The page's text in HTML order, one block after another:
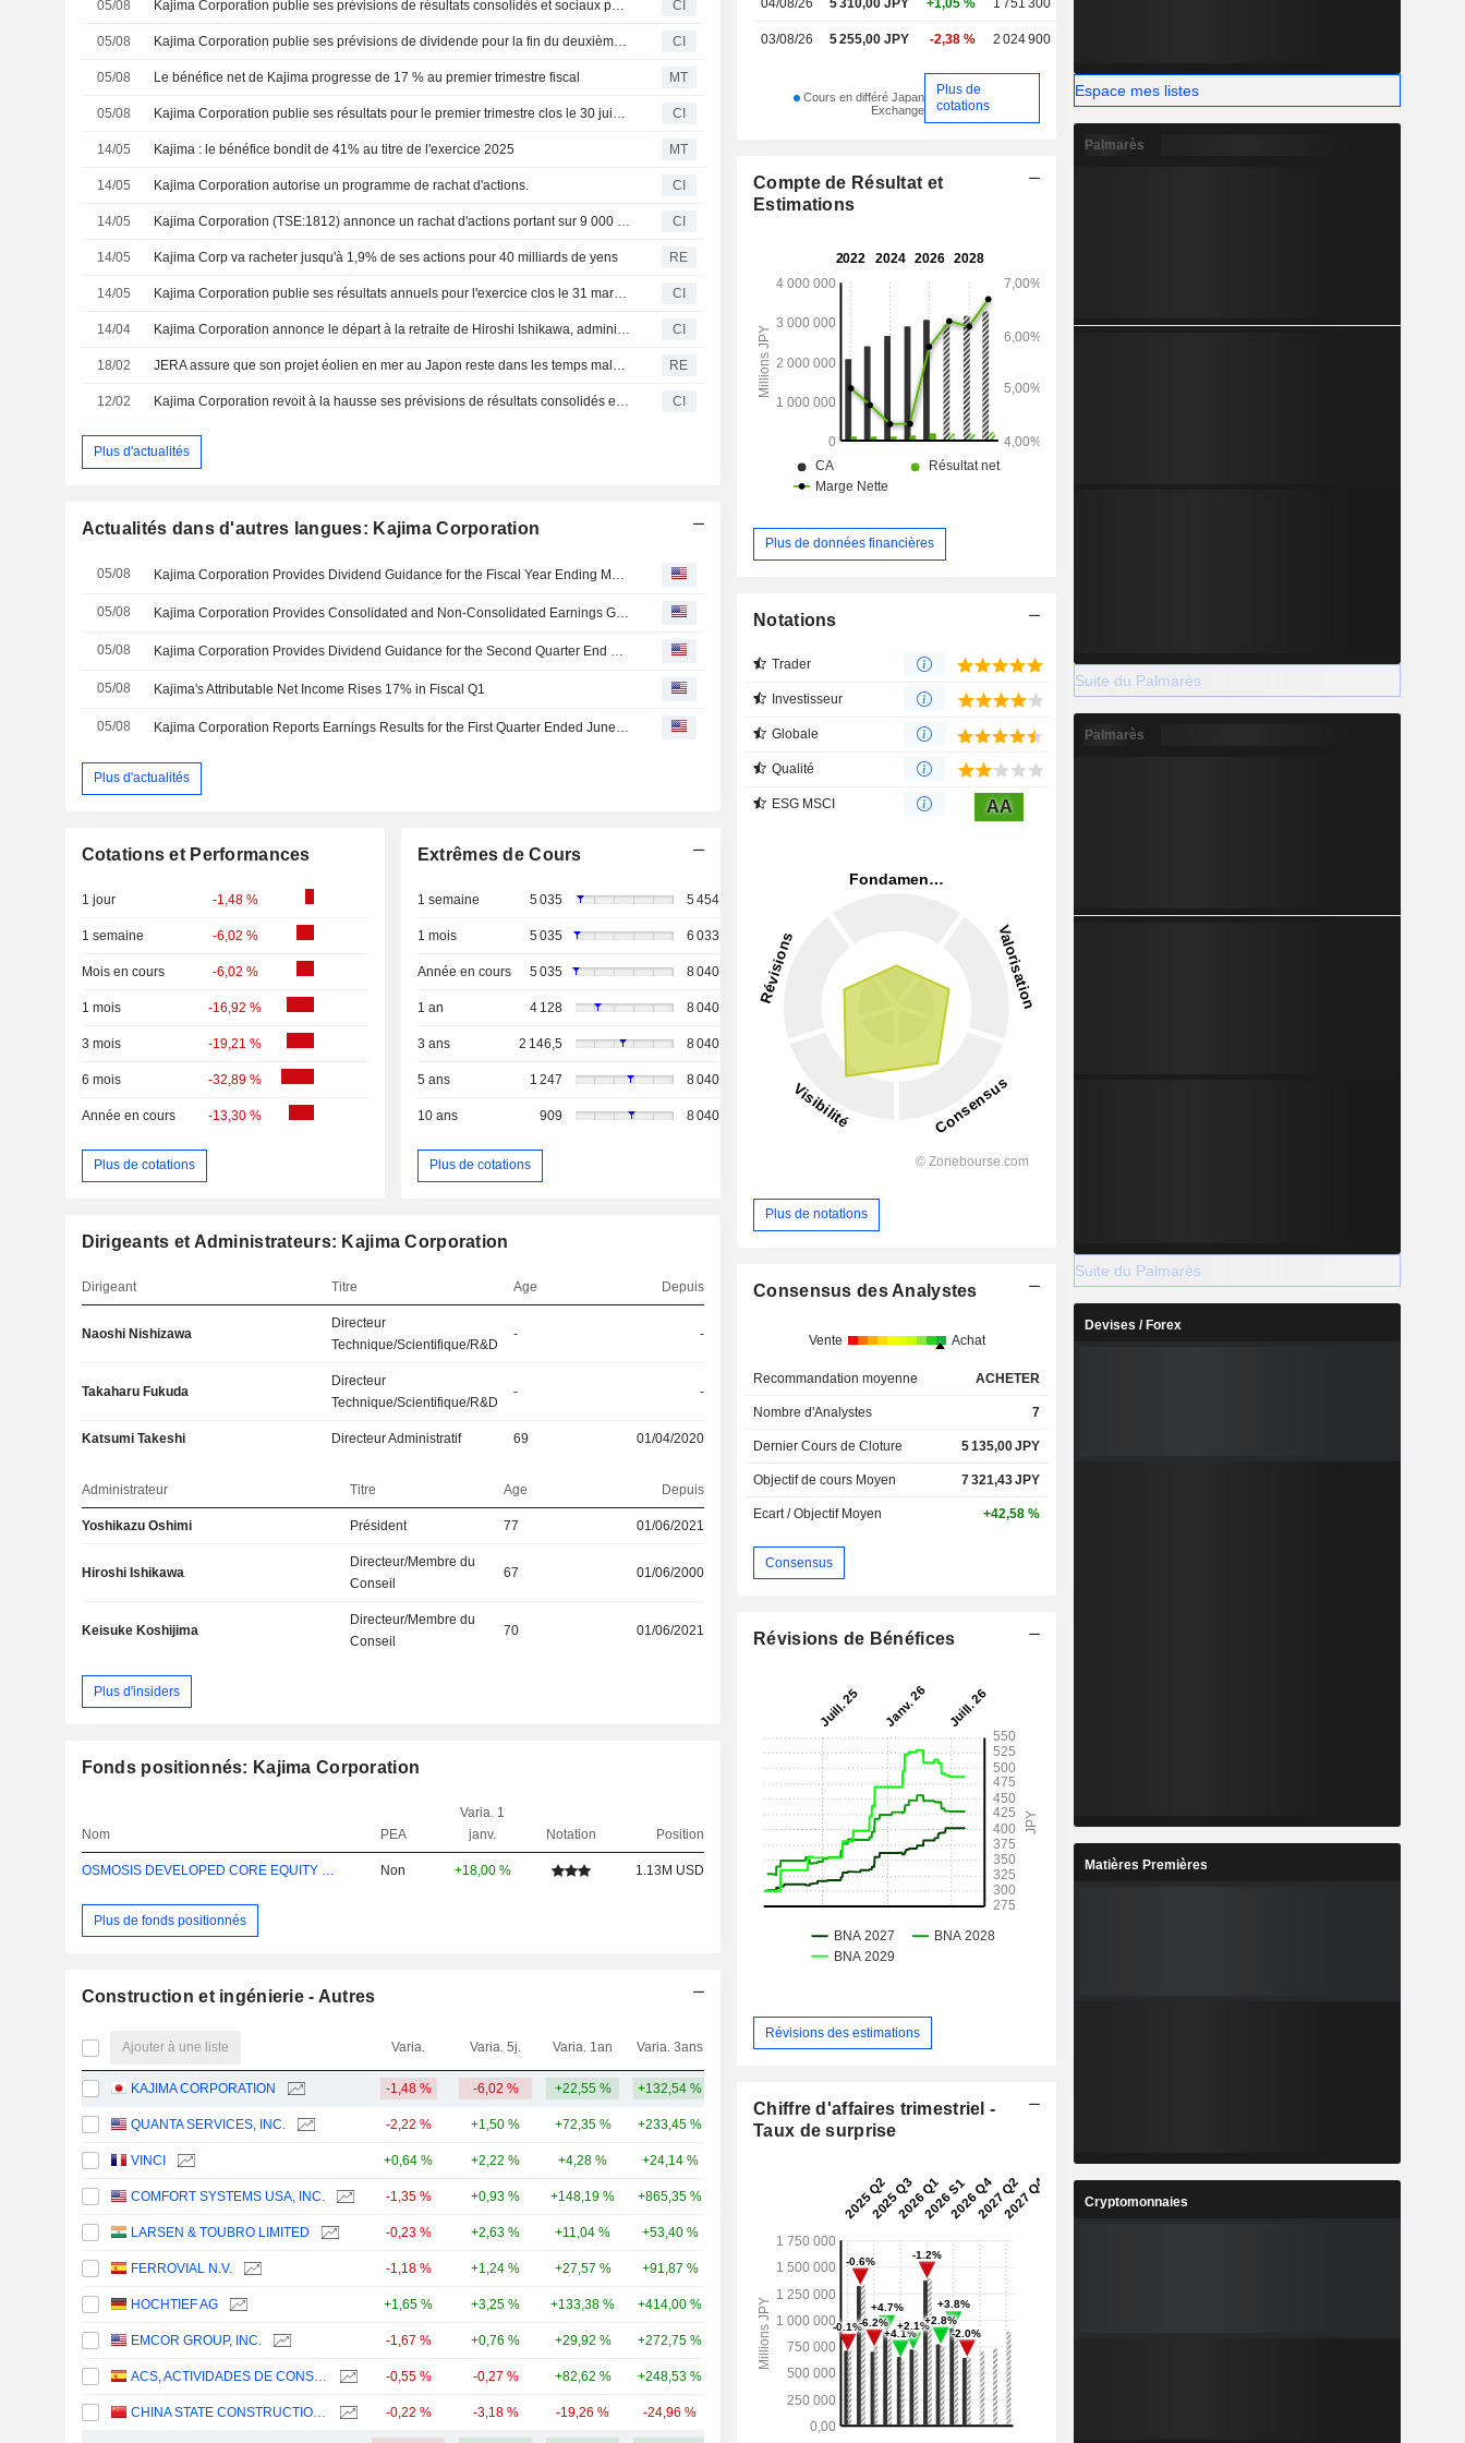
05/08 Kajima Corporation publie ses prévisions de résultats consolidés et sociaux pour l'exercice clos le 31 mars 2027 CI
05/08 Kajima Corporation publie ses prévisions de dividende pour la fin du deuxième trimestre de l'exercice clos le 31 mars 2027 CI
05/08 Le bénéfice net de Kajima progresse de 17 % au premier trimestre fiscal MT
05/08 Kajima Corporation publie ses résultats pour le premier trimestre clos le 30 juin 2026 CI
14/05 Kajima : le bénéfice bondit de 41% au titre de l'exercice 2025 MT
14/05 Kajima Corporation autorise un programme de rachat d'actions. CI
14/05 Kajima Corporation (TSE:1812) annonce un rachat d'actions portant sur 9 000 000 de titres, soit 1,92% du capital, pour 40 000 millions de yens. CI
14/05 Kajima Corp va racheter jusqu'à 1,9% de ses actions pour 40 milliards de yens RE
14/05 Kajima Corporation publie ses résultats annuels pour l'exercice clos le 31 mars 2026 CI
14/04 Kajima Corporation annonce le départ à la retraite de Hiroshi Ishikawa, administrateur, effectif fin juin 2026 CI
18/02 JERA assure que son projet éolien en mer au Japon reste dans les temps malgré la hausse des coûts RE
12/02 Kajima Corporation revoit à la hausse ses prévisions de résultats consolidés et non consolidés pour l'exercice se terminant le 31 mars 2026 CI
Plus d'actualités
Actualités dans d'autres langues: Kajima Corporation
05/08
05/08
05/08
05/08 Kajima's Attributable Net Income Rises 17% in Fiscal Q1
05/08
Plus d'actualités
Cotations et Performances
1 jour -1,48 %
1 semaine -6,02 %
Mois en cours -6,02 %
1 mois -16,92 %
3 mois -19,21 %
6 mois -32,89 %
Année en cours -13,30 %
Plus de cotations
Extrêmes de Cours
1 semaine 5 035 5 454
1 mois 5 035 6 033
Année en cours 5 035 8 040
1 an 4 128 8 040
3 ans 2 146,5 8 040
5 ans 1 247 8 040
10 ans 909 8 040
Plus de cotations
Dirigeants et Administrateurs: Kajima Corporation
Dirigeant Titre Age Depuis
Naoshi Nishizawa
Directeur
Technique/Scientifique/R&D
- -
Takaharu Fukuda
Directeur
Technique/Scientifique/R&D
- -
Katsumi Takeshi Directeur Administratif 69 01/04/2020
Administrateur Titre Age Depuis
Yoshikazu Oshimi Président 77 01/06/2021
Hiroshi Ishikawa
Directeur/Membre du
Conseil
67 01/06/2000
Keisuke Koshijima
Directeur/Membre du
Conseil
70 01/06/2021
Plus d'insiders
Fonds positionnés: Kajima Corporation
Nom PEA
Varia. 1
janv.
Notation Position
OSMOSIS DEVELOPED CORE EQUITY TRAN A $ Non +18,00 % 1.13M USD
Plus de fonds positionnés
Construction et ingénierie - Autres
Ajouter à une liste Varia. Varia. 5j. Varia. 1an Varia. 3ans Capi.($)
KAJIMA CORPORATION -1,48 % -6,02 % +22,55 % +132,54 %
QUANTA SERVICES, INC. -2,22 % +1,50 % +72,35 % +233,45 % 100 Md
VINCI +0,64 % +2,22 % +4,28 % +24,14 %
COMFORT SYSTEMS USA, INC. -1,35 % +0,93 % +148,19 % +865,35 %
LARSEN & TOUBRO LIMITED -0,23 % +2,63 % +11,04 % +53,40 % 58,49 Md
FERROVIAL N.V. -1,18 % +1,24 % +27,57 % +91,87 % 47,45 Md
HOCHTIEF AG +1,65 % +3,25 % +133,38 % +414,00 % 39,64 Md
EMCOR GROUP, INC. -1,67 % +0,76 % +29,92 % +272,75 % 35,66 Md
ACS, ACTIVIDADES DE CONSTRUCCIÓN Y SERVICIOS, S.A. -0,55 % -0,27 % +82,62 % +248,53 % 34,9 Md
CHINA STATE CONSTRUCTION ENGINEERING CORPORATION LIMITED -0,22 % -3,18 % -19,26 % -24,96 %
04/08/26 5 310,00 JPY +1,05 % 1 751 300
03/08/26 5 255,00 JPY -2,38 % 2 024 900
Cours en différé Japan
Exchange
Plus de
cotations
Compte de Résultat et
Estimations
Plus de données financières
Notations
Trader
Investisseur
Globale
Qualité
ESG MSCI AA
Plus de notations
Consensus des Analystes
Vente Achat
Recommandation moyenne ACHETER
Nombre d'Analystes 7
Dernier Cours de Cloture 5 135,00JPY
Objectif de cours Moyen 7 321,43JPY
Ecart / Objectif Moyen +42,58 %
Consensus
Révisions de Bénéfices
Révisions des estimations
Chiffre d'affaires trimestriel -
Taux de surprise
Espace mes listes
Palmarès
Suite du Palmarès
Palmarès
Suite du Palmarès
Devises / Forex
Matières Premières
Cryptomonnaies